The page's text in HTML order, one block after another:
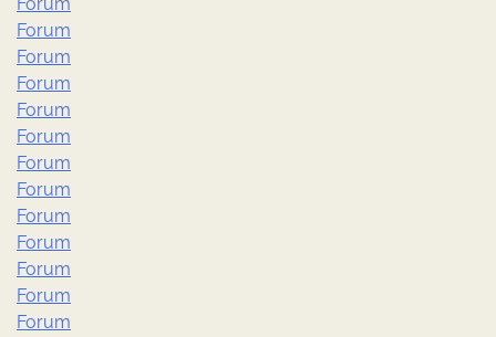
Forum
Forum
Forum
Forum
Forum
Forum
Forum
Forum
Forum
Forum
Forum
Forum